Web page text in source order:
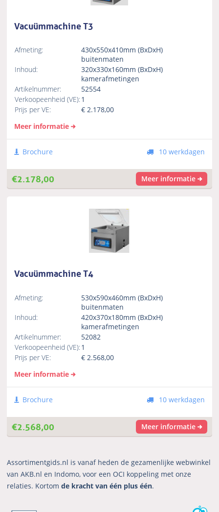
Vacuümmachine T3
Afmeting:
430x550x410mm (BxDxH)
buitenmaten
Inhoud:
320x330x160mm (BxDxH)
kamerafmetingen
Artikelnummer:
52554
Verkoopeenheid (VE):1
Prijs per VE:
€2.178,00
Meer informatie
Brochure 10 werkdagen
€2.178,00 Meer informatie
Vacuümmachine T4
Afmeting:
530x590x460mm (BxDxH)
buitenmaten
Inhoud:
420x370x180mm (BxDxH)
kamerafmetingen
Artikelnummer:
52082
Verkoopeenheid (VE):1
Prijs per VE:
€2.568,00
Meer informatie
Brochure 10 werkdagen
€2.568,00 Meer informatie
Assortimentgids.nl is vanaf heden de gezamenlijke webwinkel
van AKB.nl en Indomo, voor een OCI koppeling met onze
relaties. Kortomde kracht van één plus één.